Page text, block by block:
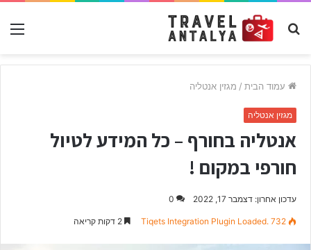
חפש
עמוד הבית / מגזין אנטליה
מגזין אנטליה
אנטליה בחורף – כל המידע לטיול
חורפי במקום !
עדכון אחרון: דצמבר 17, 2022 0
Tiqets Integration Plugin Loaded. 732